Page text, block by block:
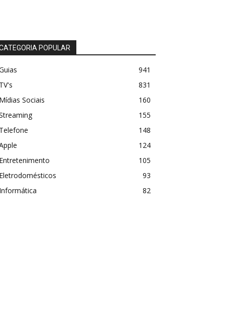
POPULAR
941
831
Sociais
160
155
148
124
105
93
82